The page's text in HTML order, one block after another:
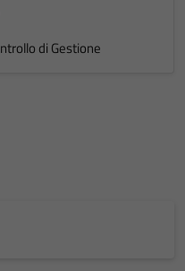
di Gestione